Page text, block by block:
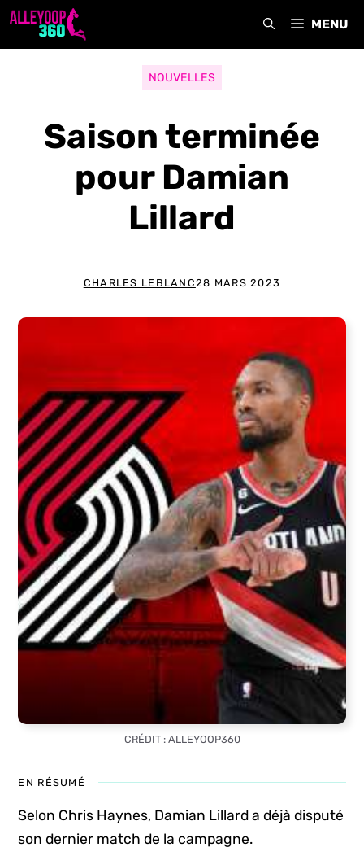
Aller
MENU
NOUVELLES
Saison terminée
pour Damian
Lillard
CHARLES LEBLANC28 MARS 2023
CRÉDIT : ALLEYOOP360
EN RÉSUMÉ
Selon Chris Haynes, Damian Lillard a déjà disputé
son dernier match de la campagne.